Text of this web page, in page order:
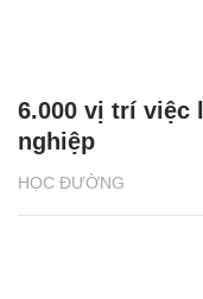
HỌC ĐƯỜNG
6.000 vị trí việc
nghiệp